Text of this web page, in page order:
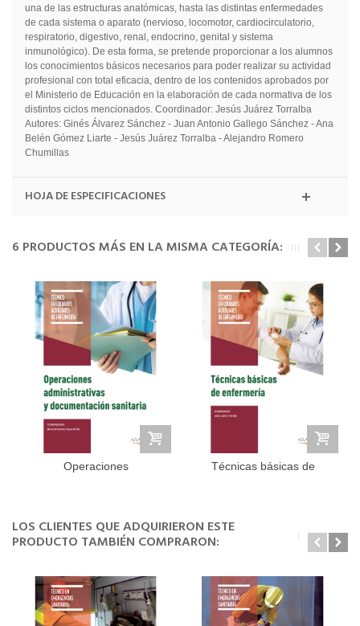
una de las estructuras anatómicas, hasta las distintas enfermedades
de cada sistema o aparato (nervioso, locomotor, cardiocirculatorio,
respiratorio, digestivo, renal, endocrino, genital y sistema
inmunológico). De esta forma, se pretende proporcionar a los alumnos
los conocimientos básicos necesarios para poder realizar su actividad
profesional con total eficacia, dentro de los contenidos aprobados por
el Ministerio de Educación en la elaboración de cada normativa de los
distintos ciclos mencionados. Coordinador: Jesús Juárez Torralba
Autores: Ginés Álvarez Sánchez - Juan Antonio Gallego Sánchez - Ana
Belén Gómez Liarte - Jesús Juárez Torralba - Alejandro Romero
Chumillas
HOJA DE ESPECIFICACIONES
6 PRODUCTOS MÁS EN LA MISMA CATEGORÍA:
Operaciones
Técnicas básicas de
LOS CLIENTES QUE ADQUIRIERON ESTE
PRODUCTO TAMBIÉN COMPRARON: